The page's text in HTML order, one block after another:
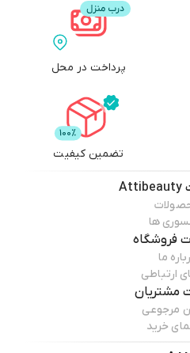
پرداخت در محل
تضمین کیفیت
Attibeauty
ها
فروشگاه
ما
ارتباطی
مشتریان
مرجوعی
خرید